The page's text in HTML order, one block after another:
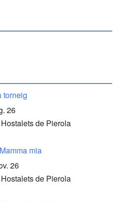
torneig
26
de Pierola
mia
26
de Pierola